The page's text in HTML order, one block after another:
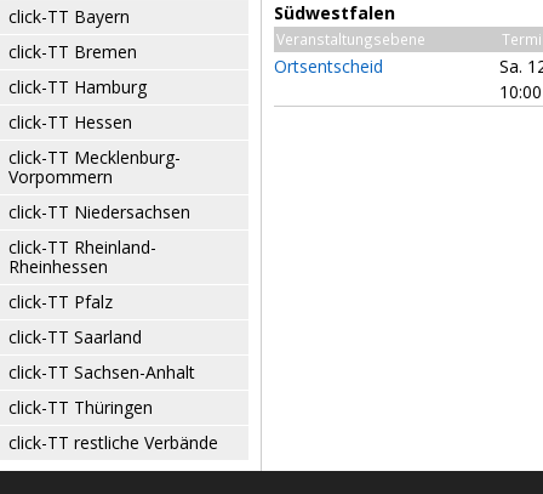
click-TT Bayern
click-TT Bremen
click-TT Hamburg
click-TT Hessen
click-TT Mecklenburg-
Vorpommern
click-TT Niedersachsen
click-TT Rheinland-
Rheinhessen
click-TT Pfalz
click-TT Saarland
click-TT Sachsen-Anhalt
click-TT Thüringen
click-TT restliche Verbände
Südwestfalen
Veranstaltungsebene
Ortsentscheid
Sa.